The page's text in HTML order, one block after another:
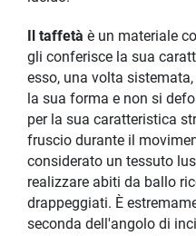
Il taffetà è un materiale
gli conferisce la sua
esso, una volta
la sua forma e non si
per la sua caratteristica
fruscio durante il
considerato un tessuto
realizzare abiti da ballo
drappeggiati. È
seconda dell'angolo di